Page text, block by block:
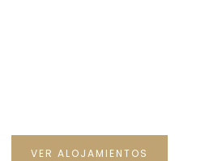
VER ALOJAMIENTOS